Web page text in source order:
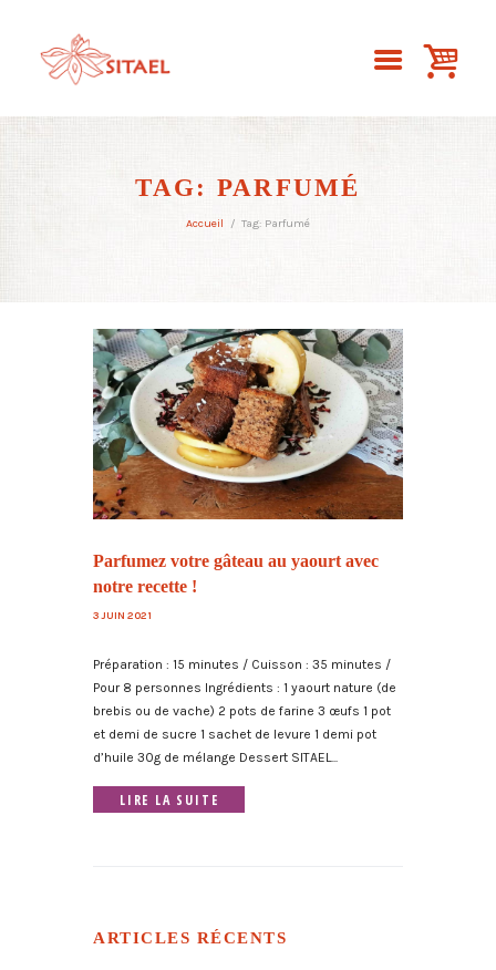
TAG: PARFUMÉ
Accueil Tag: Parfumé
Parfumez votre gâteau au yaourt avec
notre recette !
3 JUIN 2021
Préparation : 15 minutes / Cuisson : 35 minutes /
Pour 8 personnes Ingrédients : 1 yaourt nature (de
brebis ou de vache) 2 pots de farine 3 œufs 1 pot
et demi de sucre 1 sachet de levure 1 demi pot
d’huile 30g de mélange Dessert SITAEL...
LIRE LA SUITE
ARTICLES RÉCENTS